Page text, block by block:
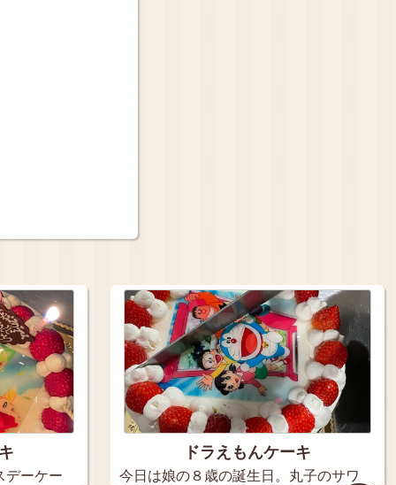
デーケー
ドラえもんケーキ
今日は娘の８歳の誕生日。丸子のサワ